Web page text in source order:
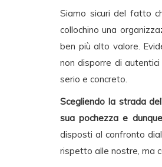
Siamo sicuri del fatto
collochino una
ben più alto valore.
non disporre di
serio e concreto.
Scegliendo la strada
sua pochezza e
disposti al confronto
rispetto alle nostre, ma